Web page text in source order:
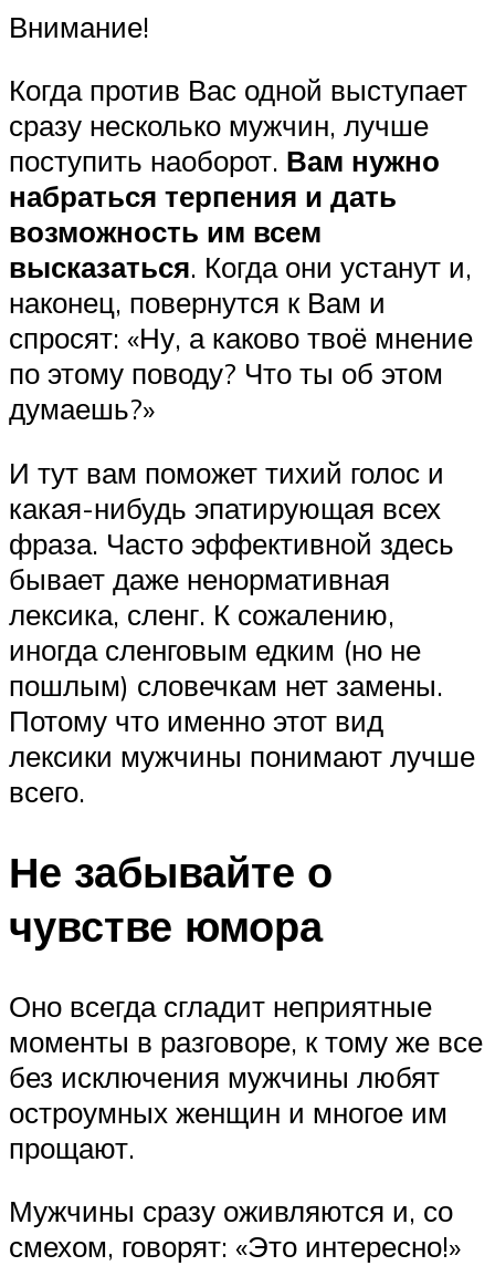
Внимание!
Когда против Вас одной выступает
сразу несколько мужчин, лучше
поступить наоборот. Вам нужно
набраться терпения и дать
возможность им всем
высказаться. Когда они устанут и,
наконец, повернутся к Вам и
спросят: «Ну, а каково твоё мнение
по этому поводу? Что ты об этом
думаешь?»
И тут вам поможет тихий голос и
какая-нибудь эпатирующая всех
фраза. Часто эффективной здесь
бывает даже ненормативная
лексика, сленг. К сожалению,
иногда сленговым едким (но не
пошлым) словечкам нет замены.
Потому что именно этот вид
лексики мужчины понимают лучше
всего.
Не забывайте о
чувстве юмора
Оно всегда сгладит неприятные
моменты в разговоре, к тому же все
без исключения мужчины любят
остроумных женщин и многое им
прощают.
Мужчины сразу оживляются и, со
смехом, говорят: «Это интересно!»